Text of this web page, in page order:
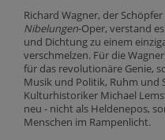
Richard Wagner, der
Nibelungen-Oper, verstand
und Dichtung zu einem
verschmelzen. Für die
für das revolutionäre Genie,
Musik und Politik, Ruhm und
Kulturhistoriker Michael
neu - nicht als Heldenepos,
Menschen im Rampenlicht.